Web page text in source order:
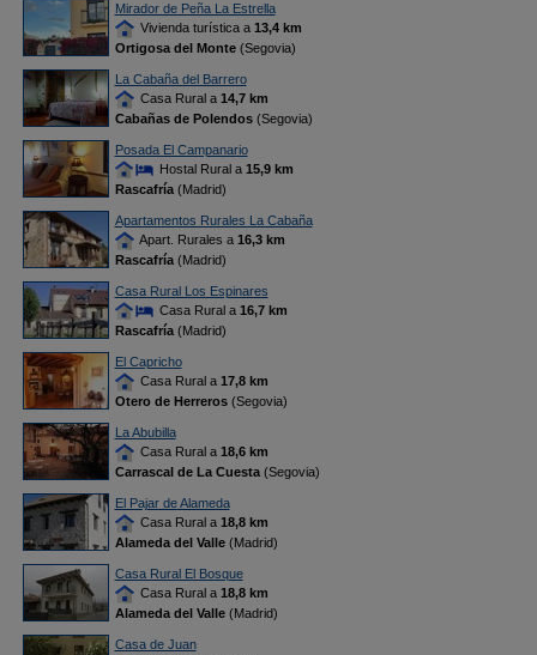
Mirador de Peña La Estrella
Vivienda turística a 13,4 km
Ortigosa del Monte(Segovia)
La Cabaña del Barrero
Casa Rural a 14,7 km
Cabañas de Polendos(Segovia)
Posada El Campanario
Hostal Rural a 15,9 km
Rascafría(Madrid)
Apartamentos Rurales La Cabaña
Apart. Rurales a 16,3 km
Rascafría(Madrid)
Casa Rural Los Espinares
Casa Rural a 16,7 km
Rascafría(Madrid)
El Capricho
Casa Rural a 17,8 km
Otero de Herreros(Segovia)
La Abubilla
Casa Rural a 18,6 km
Carrascal de La Cuesta(Segovia)
El Pajar de Alameda
Casa Rural a 18,8 km
Alameda del Valle(Madrid)
Casa Rural El Bosque
Casa Rural a 18,8 km
Alameda del Valle(Madrid)
Casa de Juan